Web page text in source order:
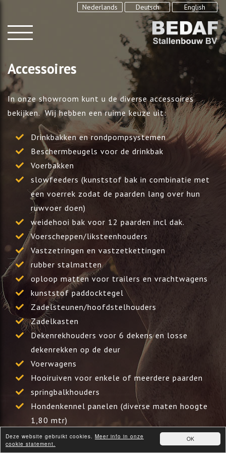
OK
Deze website gebruikt cookies. Meer info in onze
cookie statement.
Nederlands Deutsch English
Accessoires
In onze showroom kunt u de diverse accessoires
bekijken. Wij hebben een ruime keuze uit:
Drinkbakken en rondpompsystemen
Beschermbeugels voor de drinkbak
Voerbakken
slowfeeders (kunststof bak in combinatie met
een voerrek zodat de paarden lang over hun
ruwvoer doen)
weidehooi bak voor 12 paarden incl dak.
Voerscheppen/liksteenhouders
Vastzetringen en vastzetkettingen
rubber stalmatten
oploop matten voor trailers en vrachtwagens
kunststof paddocktegel
Zadelsteunen/hoofdstelhouders
Zadelkasten
Dekenrekhouders voor 6 dekens en losse
dekenrekken op de deur
Voerwagens
Hooiruiven voor enkele of meerdere paarden
springbalkhouders
Hondenkennel panelen (diverse maten hoogte
1,80 mtr)
kunststof paletten